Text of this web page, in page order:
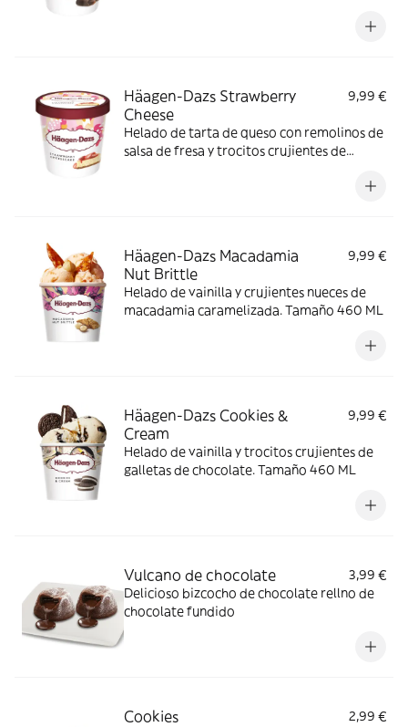
Häagen-Dazs Strawberry
Cheese
9,99 €
Helado de tarta de queso con remolinos de
salsa de fresa y trocitos crujientes de
Häagen-Dazs Macadamia
Nut Brittle
9,99 €
Helado de vainilla y crujientes nueces de
macadamia caramelizada. Tamaño 460 ML
Häagen-Dazs Cookies &
Cream
9,99 €
Helado de vainilla y trocitos crujientes de
galletas de chocolate. Tamaño 460 ML
Vulcano de chocolate
3,99 €
Delicioso bizcocho de chocolate rellno de
chocolate fundido
Cookies
2,99 €